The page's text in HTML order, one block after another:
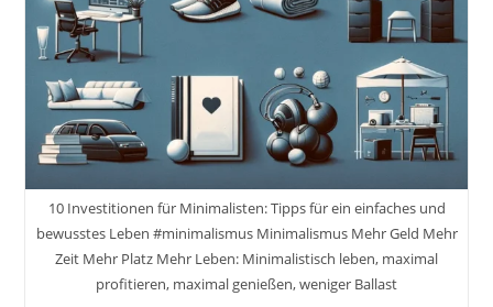
10 Investitionen für Minimalisten: Tipps für ein einfaches und
bewusstes Leben #minimalismus Minimalismus Mehr Geld Mehr
Zeit Mehr Platz Mehr Leben: Minimalistisch leben, maximal
profitieren, maximal genießen, weniger Ballast